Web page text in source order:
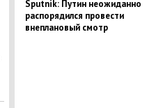
Sputnik: Путин неожиданно
распорядился провести
внеплановый смотр